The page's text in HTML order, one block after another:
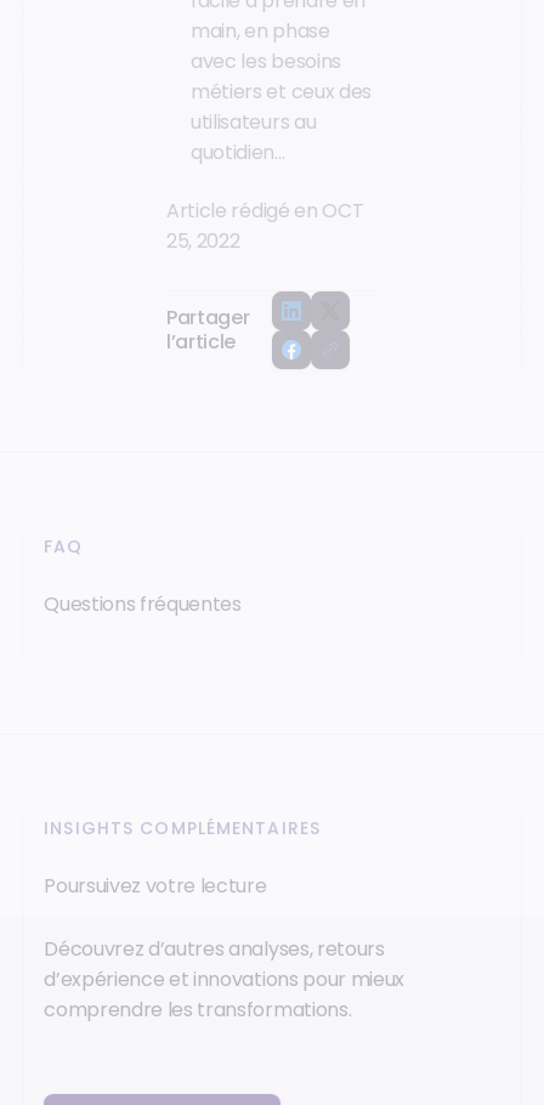
main, en phase
avec les besoins
métiers et ceux des
utilisateurs au
quotidien…
Article rédigé en OCT
25, 2022
Partager
l’article
FAQ
Questions fréquentes
INSIGHTS COMPLÉMENTAIRES
Poursuivez votre lecture
Découvrez d’autres analyses, retours
d’expérience et innovations pour mieux
comprendre les transformations.